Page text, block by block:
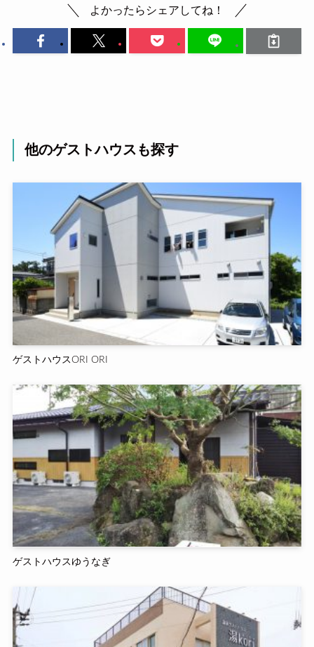
よかったらシェアしてね！
他のゲストハウスも探す
ゲストハウスORI ORI
ゲストハウスゆうなぎ